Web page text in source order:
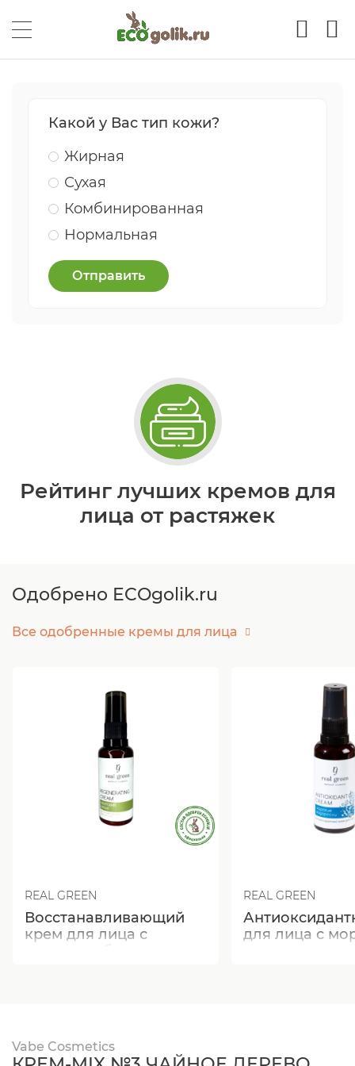
Какой у Вас тип кожи?
Жирная
Сухая
Комбинированная
Нормальная
Отправить
Рейтинг лучших кремов для
лица от растяжек
Одобрено ECOgolik.ru
Все одобренные кремы для лица
REAL GREEN
Восстанавливающий
крем для лица с
REAL GREEN
для лица с
Vabe Cosmetics